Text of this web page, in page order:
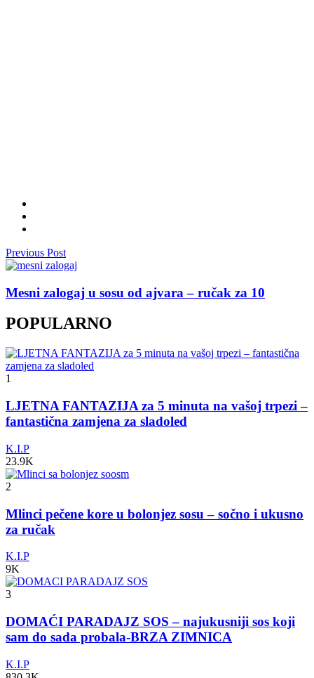
Previous Post
Mesni zalogaj u sosu od ajvara – ručak za 10
POPULARNO
1
LJETNA FANTAZIJA za 5 minuta na vašoj trpezi –
fantastična zamjena za sladoled
K.I.P
23.9K
2
Mlinci pečene kore u bolonjez sosu – sočno i ukusno
za ručak
K.I.P
9K
3
DOMAĆI PARADAJZ SOS – najukusniji sos koji
sam do sada probala-BRZA ZIMNICA
K.I.P